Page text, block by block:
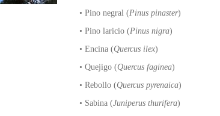
• Pino negral (Pinus pinaster)
• Pino laricio (Pinus nigra)
• Encina (Quercus ilex)
• Quejigo (Quercus faginea)
• Rebollo (Quercus pyrenaica)
• Sabina (Juniperus thurifera)